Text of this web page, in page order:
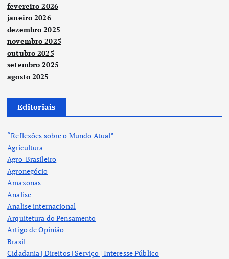
fevereiro 2026
janeiro 2026
dezembro 2025
novembro 2025
outubro 2025
setembro 2025
agosto 2025
Editoriais
“Reflexões sobre o Mundo Atual”
Agricultura
Agro-Brasileiro
Agronegócio
Amazonas
Analise
Analise internacional
Arquitetura do Pensamento
Artigo de Opinião
Brasil
Cidadania | Direitos | Serviço | Interesse Público